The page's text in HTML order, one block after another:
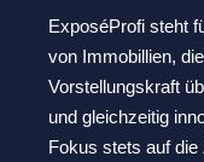
ExposéProfi steht
von Immobillien,
Vorstellungskraft
und gleichzeitig
Fokus stets auf die